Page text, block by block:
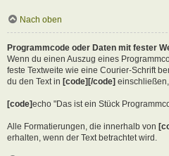
Nach oben
Programmcode oder Daten mit fester
Wenn du einen Auszug eines
feste Textweite wie eine Courier-Schrift
du den Text in [code][/code]
[code]echo "Das ist ein Stück
Alle Formatierungen, die innerhalb von
erhalten, wenn der Text betrachtet wird.